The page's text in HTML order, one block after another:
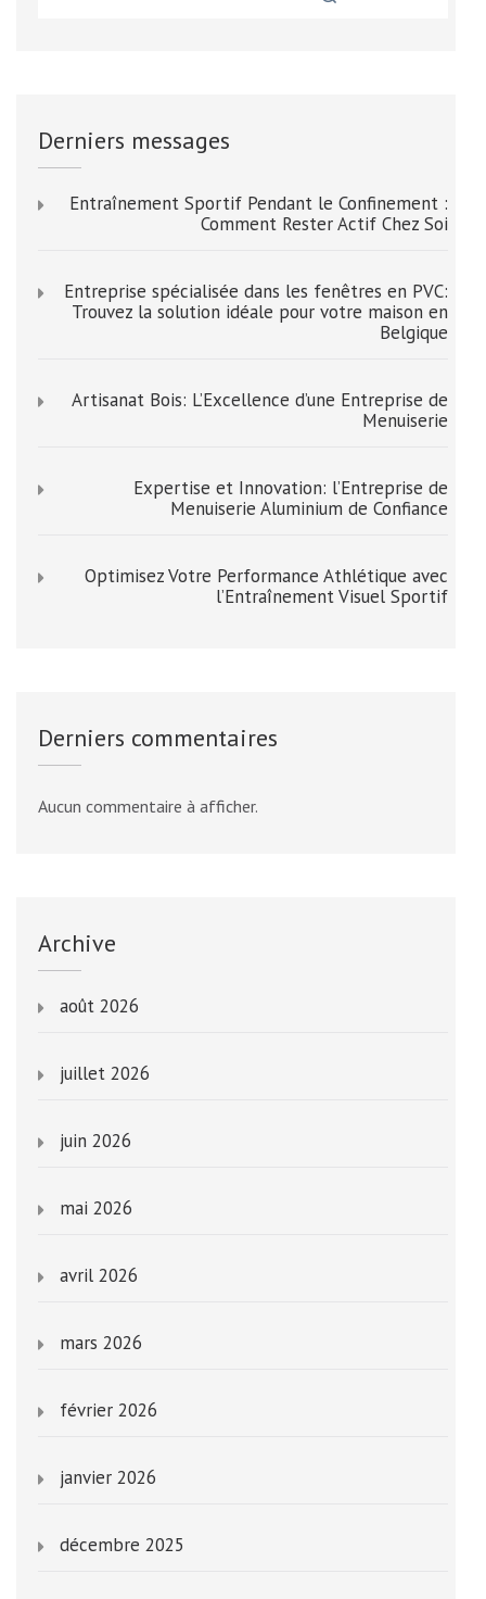
Derniers messages
Entraînement Sportif Pendant le Confinement :
Comment Rester Actif Chez Soi
Entreprise spécialisée dans les fenêtres en PVC:
Trouvez la solution idéale pour votre maison en
Belgique
Artisanat Bois: L’Excellence d’une Entreprise de
Menuiserie
Expertise et Innovation: l’Entreprise de
Menuiserie Aluminium de Confiance
Optimisez Votre Performance Athlétique avec
l’Entraînement Visuel Sportif
Derniers commentaires
Aucun commentaire à afficher.
Archive
août 2026
juillet 2026
juin 2026
mai 2026
avril 2026
mars 2026
février 2026
janvier 2026
décembre 2025